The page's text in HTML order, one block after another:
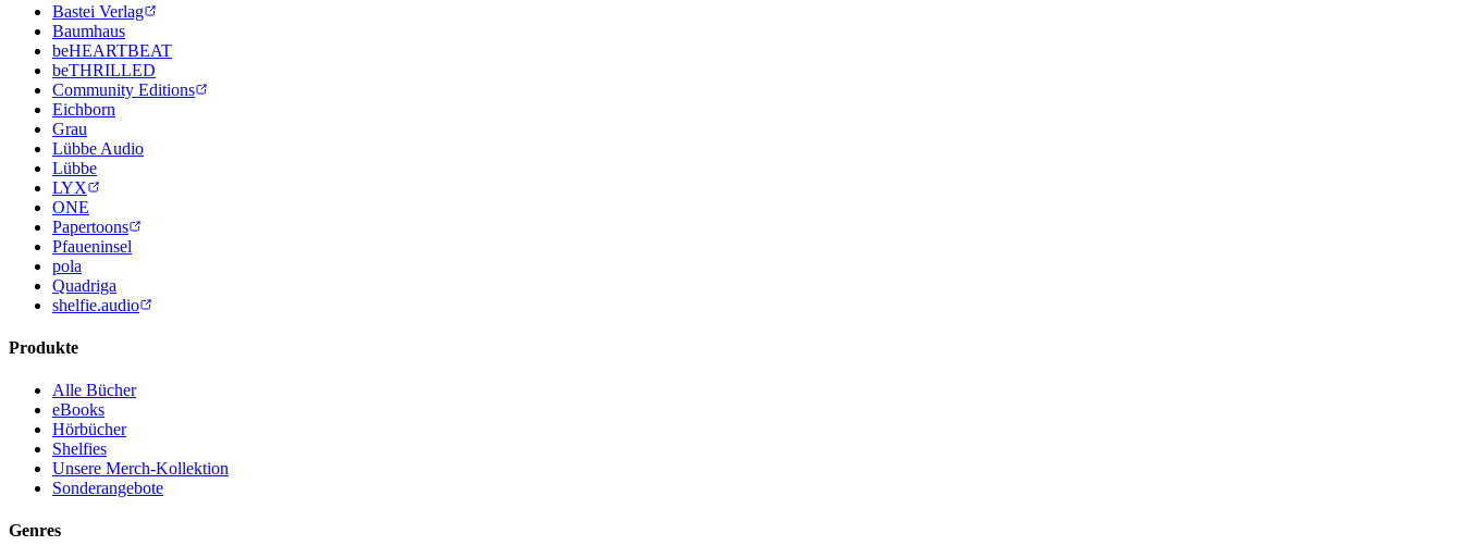
Bastei Verlag
Baumhaus
beHEARTBEAT
beTHRILLED
Community Editions
Eichborn
Grau
Lübbe Audio
Lübbe
LYX
ONE
Papertoons
Pfaueninsel
pola
Quadriga
shelfie.audio
Produkte
Alle Bücher
eBooks
Hörbücher
Shelfies
Unsere Merch-Kollektion
Sonderangebote
Genres